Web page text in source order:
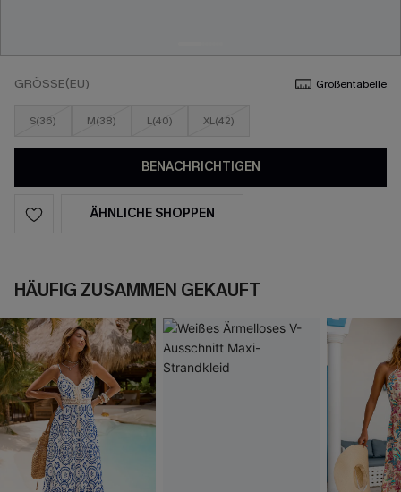
GRÖSSE(EU) Größentabelle
S(36) M(38) L(40) XL(42)
BENACHRICHTIGEN
ÄHNLICHE SHOPPEN
HÄUFIG ZUSAMMEN GEKAUFT